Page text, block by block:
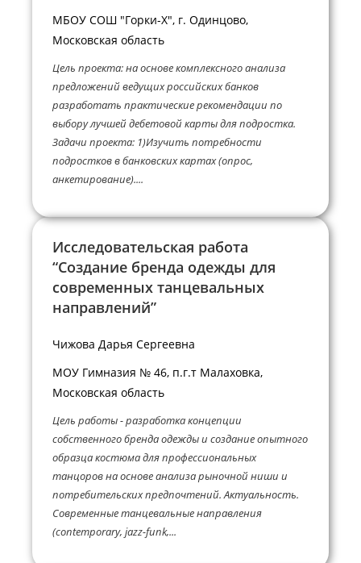
МБОУ СОШ "Горки-X", г. Одинцово,
Московская область
Цель проекта: на основе комплексного анализа
предложений ведущих российских банков
разработать практические рекомендации по
выбору лучшей дебетовой карты для подростка.
Задачи проекта: 1)Изучить потребности
подростков в банковских картах (опрос,
анкетирование)....
Исследовательская работа
“Создание бренда одежды для
современных танцевальных
направлений”
Чижова Дарья Сергеевна
МОУ Гимназия № 46, п.г.т Малаховка,
Московская область
Цель работы - разработка концепции
собственного бренда одежды и создание опытного
образца костюма для профессиональных
танцоров на основе анализа рыночной ниши и
потребительских предпочтений. Актуальность.
Современные танцевальные направления
(contemporary, jazz-funk,...